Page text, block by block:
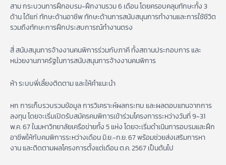
สาม กระบวนการฝึกอบรม-ฝึกงานรวม 6 เดือน โดยครอบคลุมทักษะทั้ง 3
ด้าน ได้แก่ ทักษะด้านอาชีพ ทักษะด้านการสนับสนุนการทำงานและการใช้ชีวิต
รวมถึงทักษะการฝึกประสบการณ์ทำงานตรง
สี่ สนับสนุนการจ้างงานคนพิการร่วมกับภาคี ทั้งสถานประกอบการ และ
หน่วยงานภาครัฐในการสนับสนุนการจ้างงานคนพิการ
ห้า ระบบพี่เลี้ยงติดตาม และให้คำแนะนำ
หก การเก็บรวบรวมข้อมูล การวิเคราะห์ผลกระทบ และผลตอบแทนจากการ
ลงทุน โดยจะเริ่มเปิดรับสมัครคนพิการเข้าร่วมโครงการระหว่างวันที่ 9-31
พ.ค. 67 ในมหาวิทยาลัยเครือข่ายทั้ง 5 แห่ง โดยจะเริ่มดำเนินการอบรมและฝึก
อาชีพให้กับคนพิการระหว่างเดือน มิ.ย.-ก.ย. 67 พร้อมช่วยส่งเสริมการหา
งาน และติดตามผลโครงการตั้งแต่เดือน ต.ค. 2567 เป็นต้นไป